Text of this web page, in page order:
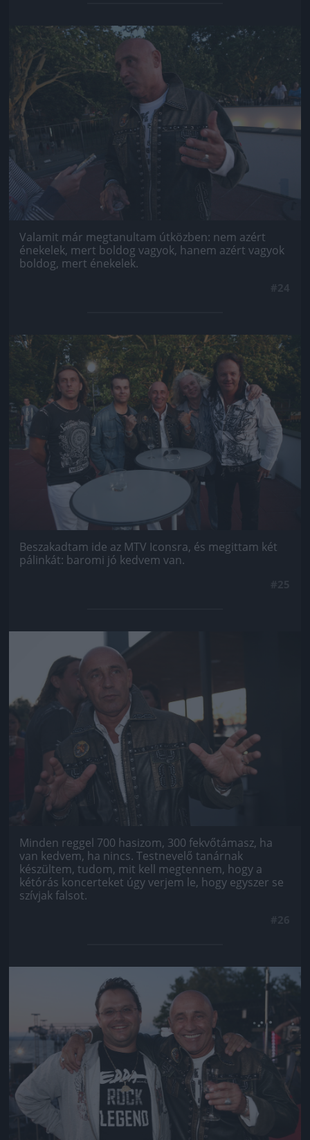
Jön még kép!
Valamit már megtanultam útközben: nem azért
énekelek, mert boldog vagyok, hanem azért vagyok
boldog, mert énekelek.
Jön még kép!
Beszakadtam ide az MTV Iconsra, és megittam két
pálinkát: baromi jó kedvem van.
Jön még kép!
Minden reggel 700 hasizom, 300 fekvőtámasz, ha
van kedvem, ha nincs. Testnevelő tanárnak
készültem, tudom, mit kell megtennem, hogy a
kétórás koncerteket úgy verjem le, hogy egyszer se
szívjak falsot.
Jön még kép!